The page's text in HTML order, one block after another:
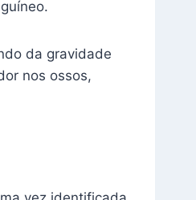
da gravidade
nos ossos,